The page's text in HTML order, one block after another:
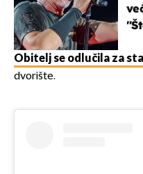
Obitelj se odlučila za
dvorište.